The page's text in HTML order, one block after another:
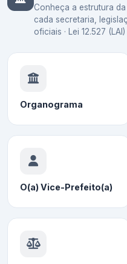
Conheça a estrutura
cada secretaria,
oficiais · Lei 12.527 (LAI)
Organograma
O(a) Vice-Prefeito(a)